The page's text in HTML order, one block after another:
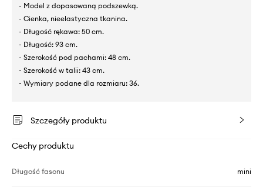
- Model z dopasowaną podszewką.
- Cienka, nieelastyczna tkanina.
- Długość rękawa: 50 cm.
- Długość: 93 cm.
- Szerokość pod pachami: 48 cm.
- Szerokość w talii: 43 cm.
- Wymiary podane dla rozmiaru: 36.
Szczegóły produktu
Cechy produktu
Długość fasonu mini